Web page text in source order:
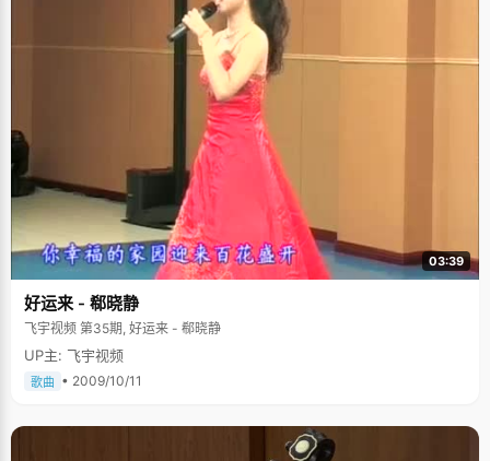
03:39
好运来 - 郗晓静
飞宇视频 第35期, 好运来 - 郗晓静
UP主: 飞宇视频
歌曲 • 2009/10/11